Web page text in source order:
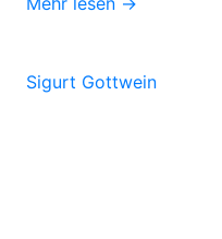
Sigurt Gottwein